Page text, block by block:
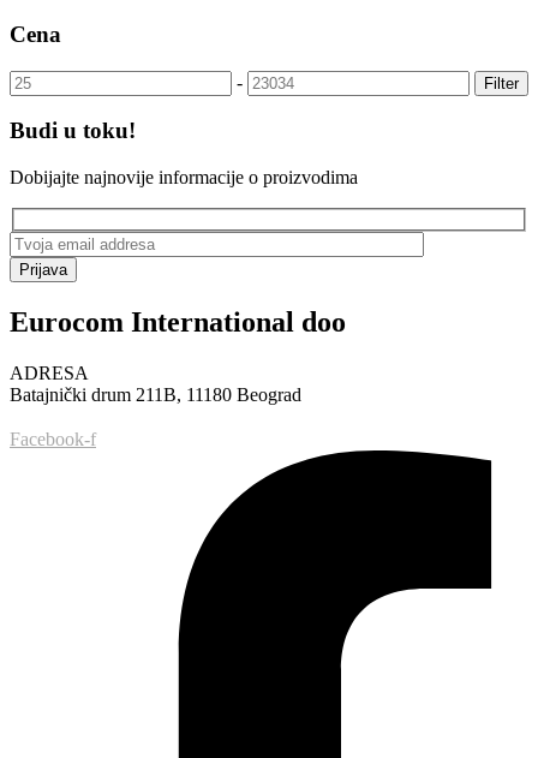
Cena
- Filter
Budi u toku!
Dobijajte najnovije informacije o proizvodima
Prijava
Eurocom International doo
ADRESA
Batajnički drum 211B, 11180 Beograd
Facebook-f